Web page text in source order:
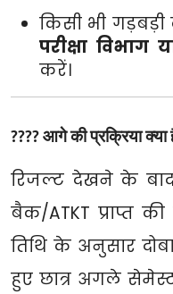
किसी भी गड़बड़ी
परीक्षा विभाग
करें।
????आगे की प्रक्रिया क्या
रिजल्ट देखने के
बैक/ATKT प्राप्त की
तिथि के अनुसार
हुए छात्र अगले